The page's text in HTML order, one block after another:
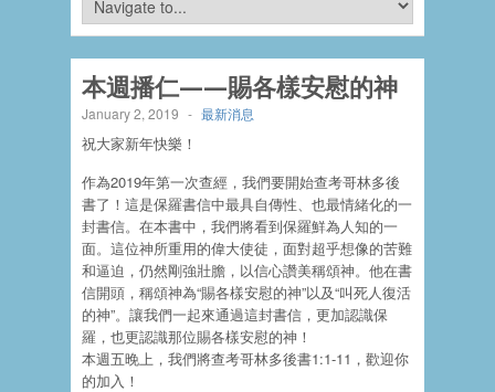
本週播仁——賜各樣安慰的神
January 2, 2019 - 最新消息
祝大家新年快樂！
作為2019年第一次查經，我們要開始查考哥林多後
書了！這是保羅書信中最具自傳性、也最情緒化的一
封書信。在本書中，我們將看到保羅鮮為人知的一
面。這位神所重用的偉大使徒，面對超乎想像的苦難
和逼迫，仍然剛強壯膽，以信心讚美稱頌神。他在書
信開頭，稱頌神為“賜各樣安慰的神”以及“叫死人復活
的神”。讓我們一起來通過這封書信，更加認識保
羅，也更認識那位賜各樣安慰的神！
本週五晚上，我們將查考哥林多後書1:1-11，歡迎你
的加入！